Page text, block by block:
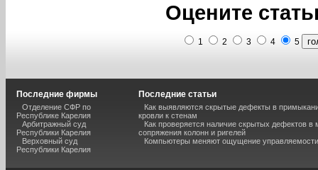
Оцените
1 2 3 4 5
Последние фирмы
Отделение СФР по
Республике Карелия
Арбитражный суд
Республики Карелия
Верховный суд
Республики Карелия
Последние статьи
Как выявляются скрытые дефекты в
кровли к стенам
Как проверяется наличие скрытых дефектов в
сопряжения колонн и ригелей
Компьютеры меняют ощущение управляемости